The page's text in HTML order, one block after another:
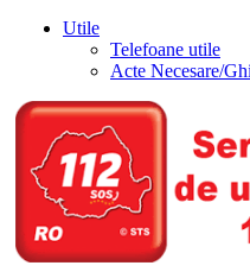
Utile
Telefoane utile
Acte Necesare/